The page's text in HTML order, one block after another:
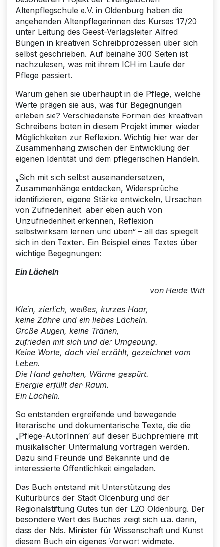
Altenpflegschule e.V. in Oldenburg haben die
angehenden Altenpflegerinnen des Kurses 17/20
unter Leitung des Geest-Verlagsleiter Alfred
Büngen in kreativen Schreibprozessen über sich
selbst geschrieben. Auf beinahe 300 Seiten ist
nachzulesen, was mit ihrem ICH im Laufe der
Pflege passiert.
Warum gehen sie überhaupt in die Pflege, welche
Werte prägen sie aus, was für Begegnungen
erleben sie? Verschiedenste Formen des kreativen
Schreibens boten in diesem Projekt immer wieder
Möglichkeiten zur Reflexion. Wichtig hier war der
Zusammenhang zwischen der Entwicklung der
eigenen Identität und dem pflegerischen Handeln.
„Sich mit sich selbst auseinandersetzen,
Zusammenhänge entdecken, Widersprüche
identifizieren, eigene Stärke entwickeln, Ursachen
von Zufriedenheit, aber eben auch von
Unzufriedenheit erkennen, Reflexion
selbstwirksam lernen und üben“ – all das spiegelt
sich in den Texten. Ein Beispiel eines Textes über
wichtige Begegnungen:
Ein Lächeln
von Heide Witt
Klein, zierlich, weißes, kurzes Haar,
keine Zähne und ein liebes Lächeln.
Große Augen, keine Tränen,
zufrieden mit sich und der Umgebung.
Keine Worte, doch viel erzählt, gezeichnet vom
Leben.
Die Hand gehalten, Wärme gespürt.
Energie erfüllt den Raum.
Ein Lächeln.
So entstanden ergreifende und bewegende
literarische und dokumentarische Texte, die die
„Pflege-AutorInnen‘ auf dieser Buchpremiere mit
musikalischer Untermalung vortragen werden.
Dazu sind Freunde und Bekannte und die
interessierte Öffentlichkeit eingeladen.
Das Buch entstand mit Unterstützung des
Kulturbüros der Stadt Oldenburg und der
Regionalstiftung Gutes tun der LZO Oldenburg. Der
besondere Wert des Buches zeigt sich u.a. darin,
dass der Nds. Minister für Wissenschaft und Kunst
diesem Buch ein eigenes Vorwort widmete.